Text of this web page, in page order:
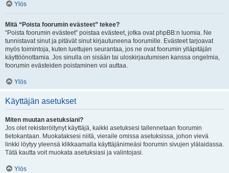
Ylös
Mitä “Poista foorumin evästeet” tekee?
“Poista foorumin evästeet” poistaa evästeet, jotka ovat phpBB:n luomia. Ne
tunnistavat sinut ja pitävät sinut kirjautuneena foorumille. Evästeet tarjoavat
myös toimintoja, kuten luettujen seurantaa, jos ne ovat foorumin ylläpitäjän
käyttöönottamia. Jos sinulla on sisään tai uloskirjautumisen kanssa ongelmia,
foorumin evästeiden poistaminen voi auttaa.
Ylös
Käyttäjän asetukset
Miten muutan asetuksiani?
Jos olet rekisteröitynyt käyttäjä, kaikki asetuksesi tallennetaan foorumin
tietokantaan. Muokataksesi niitä, vieraile omissa asetuksissa, johon vievä
linkki löytyy yleensä klikkaamalla käyttäjänimeäsi foorumin sivujen ylälaidassa.
Tätä kautta voit muokata asetuksiasi ja valintojasi.
Ylös